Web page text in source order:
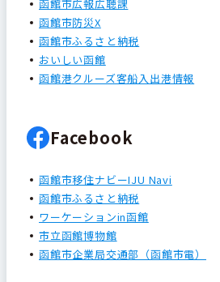
函館市広報広聴課
函館市防災X
函館市ふるさと納税
おいしい函館
函館港クルーズ客船入出港情報
Facebook
函館市移住ナビーIJU Navi
函館市ふるさと納税
ワーケーションin函館
市立函館博物館
函館市企業局交通部（函館市電）